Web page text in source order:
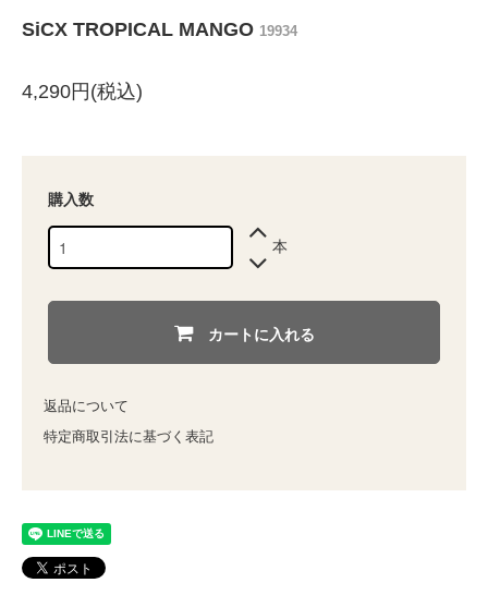
SiCX TROPICAL MANGO 19934
4,290円(税込)
購入数
本
カートに入れる
返品について
特定商取引法に基づく表記